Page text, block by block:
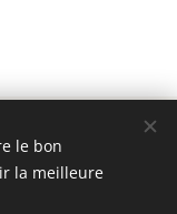
le bon
la meilleure